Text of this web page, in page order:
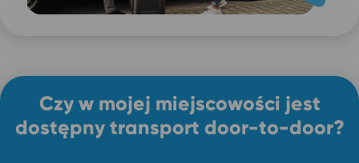
Czy w mojej miejscowości jest
dostępny transport door-to-door?